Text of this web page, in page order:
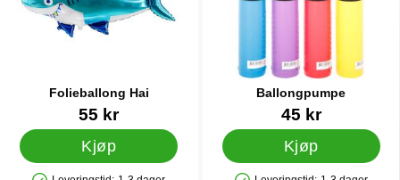
Folieballong Hai
Varenummer 28632
55 kr
Kjøp
Ballongpumpe
Varenummer 9838
45 kr
Kjøp